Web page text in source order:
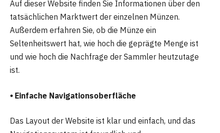
Auf dieser Website finden Sie Informationen über den
tatsächlichen Marktwert der einzelnen Münzen.
Außerdem erfahren Sie, ob die Münze ein
Seltenheitswert hat, wie hoch die geprägte Menge ist
und wie hoch die Nachfrage der Sammler heutzutage
ist.
⦁ Einfache Navigationsoberfläche
Das Layout der Website ist klar und einfach, und das